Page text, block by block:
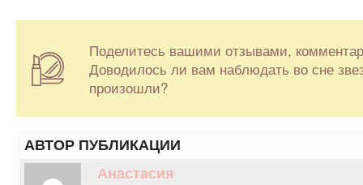
Поделитесь вашими отзывами,
Доводилось ли вам наблюдать во сне
произошли?
АВТОР ПУБЛИКАЦИИ
Анастасия